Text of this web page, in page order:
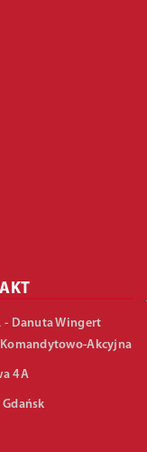
- Danuta Wingert
Komandytowo-Akcyjna
4A